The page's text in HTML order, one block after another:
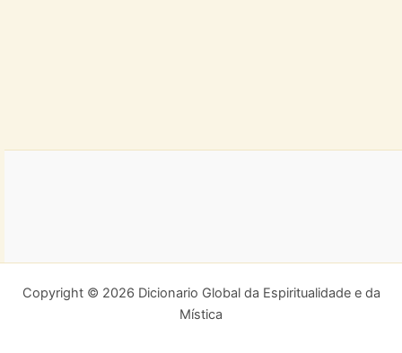
Copyright © 2026 Dicionario Global da Espiritualidade e da
Mística